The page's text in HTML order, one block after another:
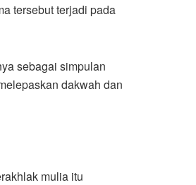
tersebut terjadi pada
sebagai simpulan
dakwah dan
mulia itu